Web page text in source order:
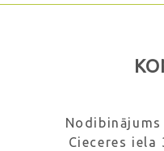
Cieceres iela